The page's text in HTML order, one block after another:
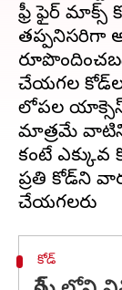
ఫ్రీ ఫైర్
తప్పనిసరిగా
చేయగల
లోపల
మాత్రమే
కంటే ఎక్కువ
ప్రతి కోడ్‌ని
కోడ్